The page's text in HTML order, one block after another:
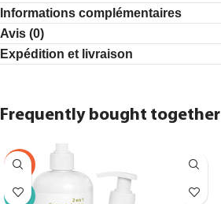
Informations complémentaires
Avis (0)
Expédition et livraison
Frequently bought together
-9%
TOP